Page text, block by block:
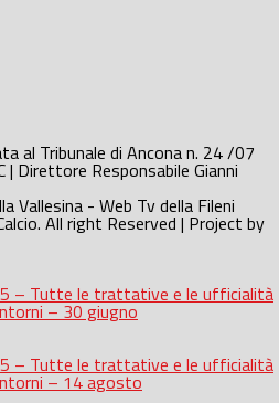
al Tribunale di Ancona n. 24 /07
| Direttore Responsabile Gianni
Vallesina - Web Tv della Fileni
All right Reserved | Project by
– Tutte le trattative e le ufficialità
– 30 giugno
– Tutte le trattative e le ufficialità
– 14 agosto